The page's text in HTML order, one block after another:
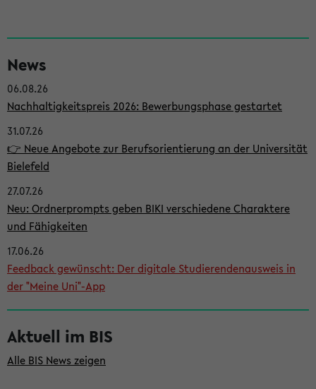
e
i
t
e
n
l
e
i
s
t
e
News
06.08.26
Nachhaltigkeitspreis 2026: Bewerbungsphase gestartet
31.07.26
👉 Neue Angebote zur Berufsorientierung an der Universität
Bielefeld
27.07.26
Neu: Ordnerprompts geben BIKI verschiedene Charaktere
und Fähigkeiten
17.06.26
Feedback gewünscht: Der digitale Studierendenausweis in
der "Meine Uni"-App
Aktuell im BIS
Alle BIS News zeigen